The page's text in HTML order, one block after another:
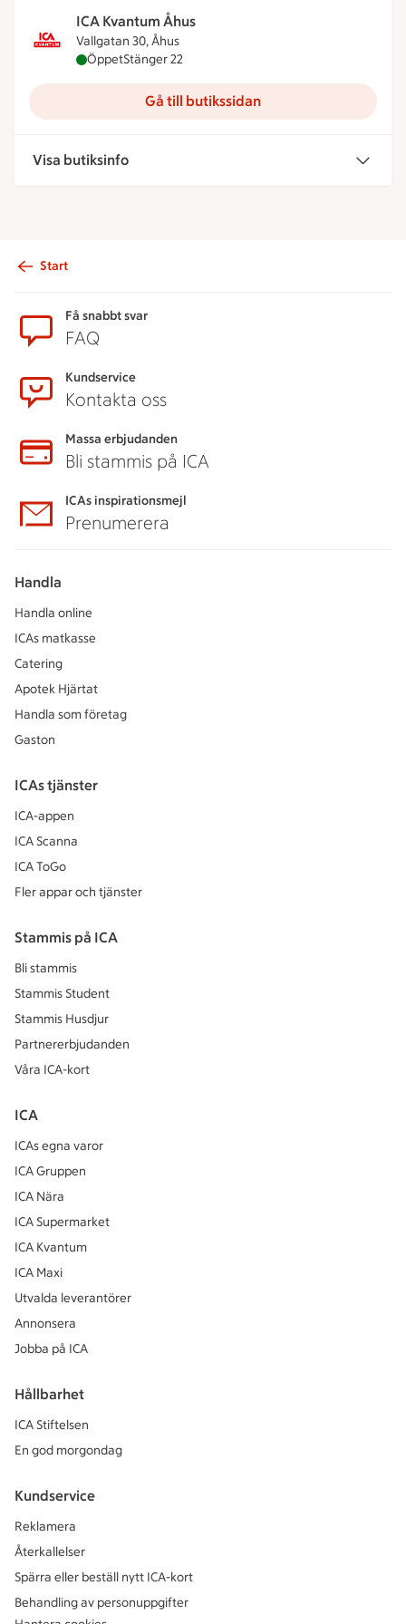
ICA Kvantum Åhus
Vallgatan 30, Åhus
ICA Kvantum Åhus är öppen nu, stänger klockan
ÖppetStänger 22
Gå till butikssidan
Visa butiksinfo
Start
Få snabbt svar
FAQ
Kundservice
Kontakta oss
Massa erbjudanden
Bli stammis på ICA
ICAs inspirationsmejl
Prenumerera
Handla
Handla online
ICAs matkasse
Catering
Apotek Hjärtat
Handla som företag
Gaston
ICAs tjänster
ICA-appen
ICA Scanna
ICA ToGo
Fler appar och tjänster
Stammis på ICA
Bli stammis
Stammis Student
Stammis Husdjur
Partnererbjudanden
Våra ICA-kort
ICA
ICAs egna varor
ICA Gruppen
ICA Nära
ICA Supermarket
ICA Kvantum
ICA Maxi
Utvalda leverantörer
Annonsera
Jobba på ICA
Hållbarhet
ICA Stiftelsen
En god morgondag
Kundservice
Reklamera
Återkallelser
Spärra eller beställ nytt ICA-kort
Behandling av personuppgifter